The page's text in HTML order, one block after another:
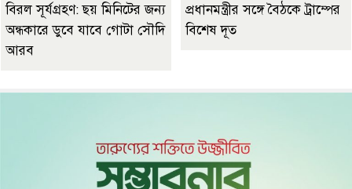
বিরল সূর্যগ্রহণ: ছয় মিনিটের জন্য
অন্ধকারে ডুবে যাবে গোটা সৌদি
আরব
প্রধানমন্ত্রীর সঙ্গে বৈঠকে ট্রাম্পের
বিশেষ দূত